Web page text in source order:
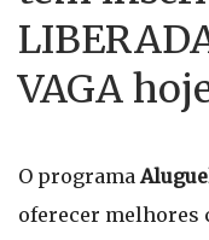
VAGA
O programa
oferecer melhores